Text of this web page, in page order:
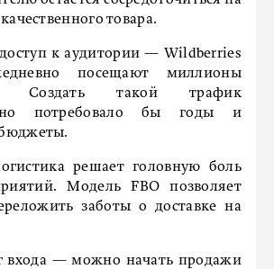
товара.
к аудитории — Wildberries
посещают миллионы
Создать такой трафик
потребовало бы годы и
решает головную боль
Модель FBO позволяет
заботы о доставке на
входа — можно начать продажи